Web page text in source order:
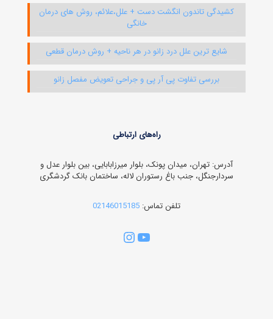
کشیدگی تاندون انگشت دست + علل،علائم، روش های درمان
خانگی
شایع ترین علل درد زانو در هر ناحیه + روش درمان قطعی
بررسی تفاوت پی آر پی و جراحی تعویض مفصل زانو
راه‌های ارتباطی
آدرس: تهران، میدان پونک، بلوار میرزابابایی، بین بلوار عدل و
سردارجنگل، جنب باغ رستوران لاله، ساختمان بانک گردشگری
تلفن تماس: 02146015185
یوتیوباینستاگرم